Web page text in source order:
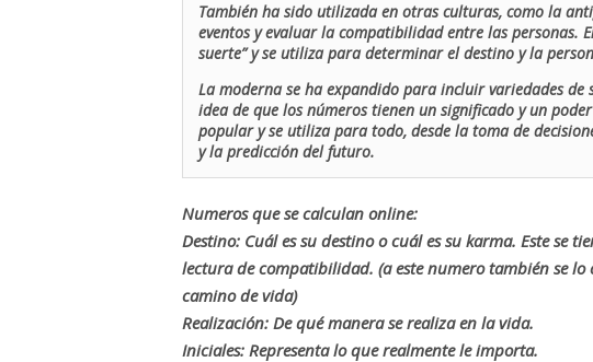
También ha sido utilizada en otras culturas, como la
eventos y evaluar la compatibilidad entre las personas.
suerte” y se utiliza para determinar el destino y la
La moderna se ha expandido para incluir variedades de
idea de que los números tienen un significado y un
popular y se utiliza para todo, desde la toma de
y la predicción del futuro.
Numeros que se calculan online:
Destino: Cuál es su destino o cuál es su karma. Este se
lectura de compatibilidad. (a este numero también se
camino de vida)
Realización: De qué manera se realiza en la vida.
Iniciales: Representa lo que realmente le importa.